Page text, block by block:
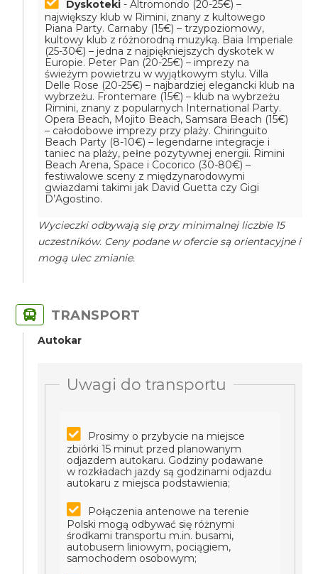
Dyskoteki- Altromondo (20-25€) –
największy klub w Rimini, znany z kultowego
Piana Party. Carnaby (15€) – trzypoziomowy,
kultowy klub z różnorodną muzyką. Baia Imperiale
(25-30€) – jedna z najpiękniejszych dyskotek w
Europie. Peter Pan (20-25€) – imprezy na
świeżym powietrzu w wyjątkowym stylu. Villa
Delle Rose (20-25€) – najbardziej elegancki klub na
wybrzeżu. Frontemare (15€) – klub na wybrzeżu
Rimini, znany z popularnych International Party.
Opera Beach, Mojito Beach, Samsara Beach (15€)
– całodobowe imprezy przy plaży. Chiringuito
Beach Party (8-10€) – legendarne integracje i
taniec na plaży, pełne pozytywnej energii. Rimini
Beach Arena, Space i Cocorico (30-80€) –
festiwalowe sceny z międzynarodowymi
gwiazdami takimi jak David Guetta czy Gigi
D’Agostino.
Wycieczki odbywają się przy minimalnej liczbie 15
uczestników. Ceny podane w ofercie są orientacyjne i
mogą ulec zmianie.
TRANSPORT
Autokar
Uwagi do transportu
Prosimy o przybycie na miejsce
zbiórki 15 minut przed planowanym
odjazdem autokaru. Godziny podawane
w rozkładach jazdy są godzinami odjazdu
autokaru z miejsca podstawienia;
Połączenia antenowe na terenie
Polski mogą odbywać się różnymi
środkami transportu m.in. busami,
autobusem liniowym, pociągiem,
samochodem osobowym;